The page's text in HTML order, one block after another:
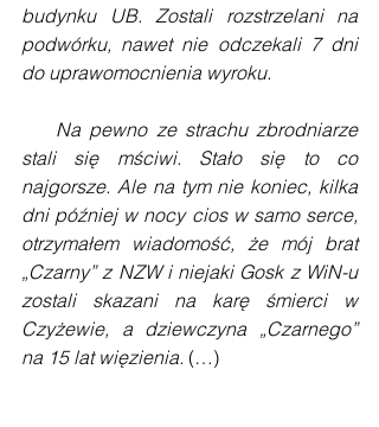
budynku UB. Zostali rozstrzelani na
podwórku, nawet nie odczekali 7 dni
do uprawomocnienia wyroku.
stali się mściwi. Stało się to co
najgorsze. Ale na tym nie koniec, kilka
dni później w nocy cios w samo serce,
otrzymałem wiadomość, że mój brat
„Czarny” z NZW i niejaki Gosk z WiN-u
zostali skazani na karę śmierci w
Czyżewie, a dziewczyna „Czarnego”
na 15 lat więzienia. (…)